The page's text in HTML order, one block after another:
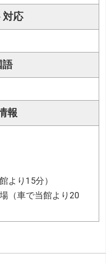
応
語
報
より15分）
（車で当館より20